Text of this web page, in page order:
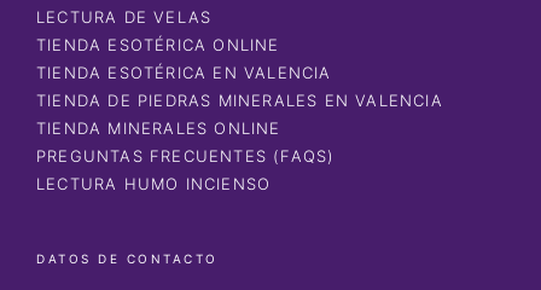
LECTURA DE VELAS
TIENDA ESOTÉRICA ONLINE
TIENDA ESOTÉRICA EN VALENCIA
TIENDA DE PIEDRAS MINERALES EN VALENCIA
TIENDA MINERALES ONLINE
PREGUNTAS FRECUENTES (FAQS)
LECTURA HUMO INCIENSO
DATOS DE CONTACTO